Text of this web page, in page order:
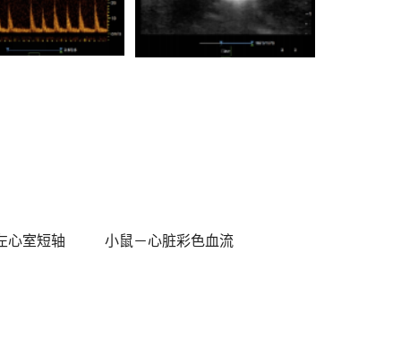
室短轴 小鼠－心脏彩色血流